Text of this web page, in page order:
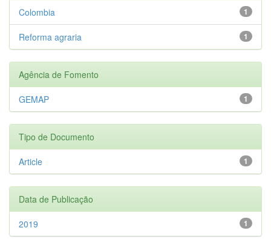
1
Colombia
1
Reforma agraria
Agência de Fomento
1
GEMAP
Tipo de Documento
1
Article
Data de Publicação
1
2019